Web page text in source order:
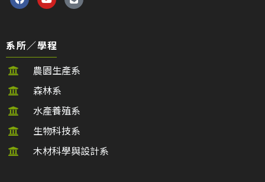
系所／學程
農園生產系
森林系
水產養殖系
生物科技系
木材科學與設計系